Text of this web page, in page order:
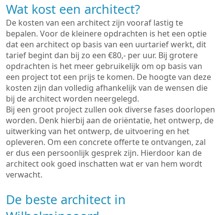
Wat kost een architect?
De kosten van een architect zijn vooraf lastig te
bepalen. Voor de kleinere opdrachten is het een optie
dat een architect op basis van een uurtarief werkt, dit
tarief begint dan bij zo een €80,- per uur. Bij grotere
opdrachten is het meer gebruikelijk om op basis van
een project tot een prijs te komen. De hoogte van deze
kosten zijn dan volledig afhankelijk van de wensen die
bij de architect worden neergelegd.
Bij een groot project zullen ook diverse fases doorlopen
worden. Denk hierbij aan de oriëntatie, het ontwerp, de
uitwerking van het ontwerp, de uitvoering en het
opleveren. Om een concrete offerte te ontvangen, zal
er dus een persoonlijk gesprek zijn. Hierdoor kan de
architect ook goed inschatten wat er van hem wordt
verwacht.
De beste architect in